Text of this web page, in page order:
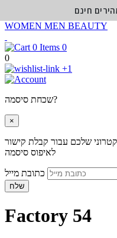
WOMEN MEN BEAUTY
0
0
+1
שכחת סיסמה?
×
שלכם עבור קבלת קישור
לאיפוס סיסמה
שלח
Factory 54
חינם